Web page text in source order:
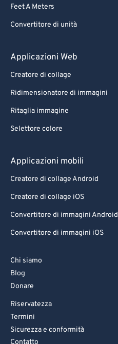
Feet A Meters
Convertitore di unità
Applicazioni Web
Creatore di collage
Ridimensionatore di immagini
Ritaglia immagine
Selettore colore
Applicazioni mobili
Creatore di collage Android
Creatore di collage iOS
Convertitore di immagini Android
Convertitore di immagini iOS
Chi siamo
Blog
Donare
Riservatezza
Termini
Sicurezza e conformità
Contatto